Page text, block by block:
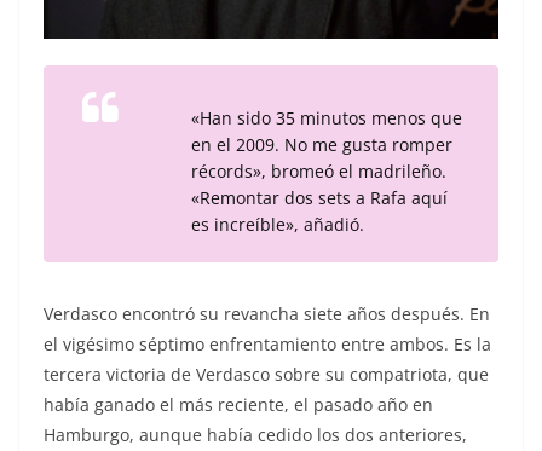
«Han sido 35 minutos menos que
en el 2009. No me gusta romper
récords», bromeó el madrileño.
«Remontar dos sets a Rafa aquí
es increíble», añadió.
Verdasco encontró su revancha siete años después. En
el vigésimo séptimo enfrentamiento entre ambos. Es la
tercera victoria de Verdasco sobre su compatriota, que
había ganado el más reciente, el pasado año en
Hamburgo, aunque había cedido los dos anteriores,